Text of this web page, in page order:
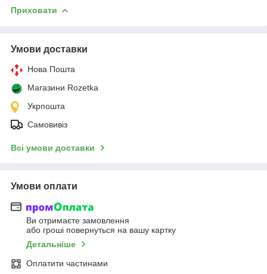
Приховати
Умови доставки
Нова Пошта
Магазини Rozetka
Укрпошта
Самовивіз
Всі умови доставки
Умови оплати
Ви отримаєте замовлення
або гроші повернуться на вашу картку
Детальніше
Оплатити частинами